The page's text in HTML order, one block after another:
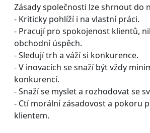
Zásady společnosti lze shrnout do
- Kriticky pohlíží i na vlastní práci.
- Pracují pro spokojenost klientů,
obchodní úspěch.
- Sledují trh a váží si konkurence.
- V inovacích se snaží být vždy
konkurencí.
- Snaží se myslet a rozhodovat se
- Ctí morální zásadovost a pokoru
klientem.